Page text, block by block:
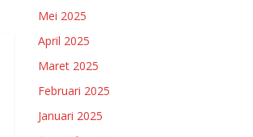
Mei 2025
April 2025
Maret 2025
Februari 2025
Januari 2025